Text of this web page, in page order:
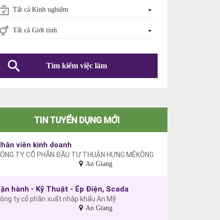
Tất cả Kinh nghiệm
Tất cả Giới tính
Tìm kiếm việc làm
TIN TUYỂN DỤNG MỚI
viên kinh doanh
TY CỔ PHẦN ĐẦU TƯ THUẬN HƯNG MÊKÔNG
An Giang
hành - Kỹ Thuật - Ép Điện, Scada
ty cổ phần xuất nhập khẩu An Mỹ
An Giang